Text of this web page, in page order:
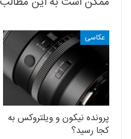
عکاسی
پرونده نیکون و ویلتروکس به
کجا رسید؟